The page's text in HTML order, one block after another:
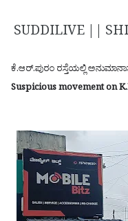
SUDDILIVE ||
ಕೆ.ಆರ್.ಪುರಂ ರಸ್ತೆಯಲ್ಲಿ
Suspicious movement on